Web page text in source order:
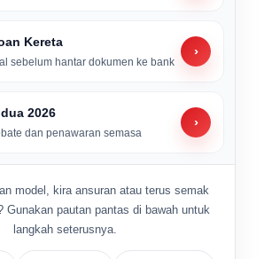
Kereta
sebelum hantar dokumen ke bank
›
2026
dan penawaran semasa
›
model, kira ansuran atau terus semak
Gunakan pautan pantas di bawah untuk
langkah seterusnya.